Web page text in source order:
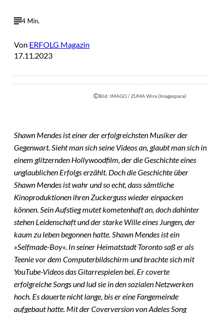
4 Min.
Von ERFOLG Magazin
17.11.2023
©Bild: IMAGO / ZUMA Wire (Imagespace)
Shawn Mendes ist einer der erfolgreichsten Musiker der
Gegenwart. Sieht man sich seine Videos an, glaubt man sich in
einem glitzernden Hollywoodfilm, der die Geschichte eines
unglaublichen Erfolgs erzählt. Doch die Geschichte über
Shawn Mendes ist wahr und so echt, dass sämtliche
Kinoproduktionen ihren Zuckerguss wieder einpacken
können. Sein Aufstieg mutet kometenhaft an, doch dahinter
stehen Leidenschaft und der starke Wille eines Jungen, der
kaum zu leben begonnen hatte. Shawn Mendes ist ein
»Selfmade-Boy«. In seiner Heimatstadt Toronto saß er als
Teenie vor dem Computerbildschirm und brachte sich mit
YouTube-Videos das Gitarrespielen bei. Er coverte
erfolgreiche Songs und lud sie in den sozialen Netzwerken
hoch. Es dauerte nicht lange, bis er eine Fangemeinde
aufgebaut hatte. Mit der Coverversion von Adeles Song